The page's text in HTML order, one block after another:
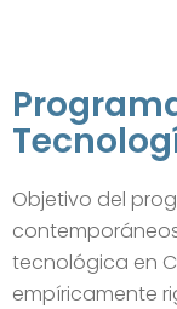
Objetivo del
tecnológica en
empíricamente